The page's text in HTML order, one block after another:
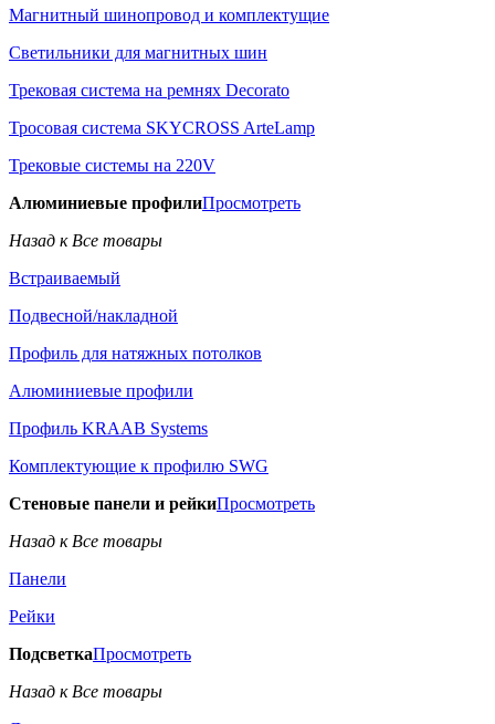
Магнитный шинопровод и комплектущие
Светильники для магнитных шин
Трековая система на ремнях Decorato
Тросовая система SKYCROSS ArteLamp
Трековые системы на 220V
Алюминиевые профилиПросмотреть
Назад к Все товары
Встраиваемый
Подвесной/накладной
Профиль для натяжных потолков
Алюминиевые профили
Профиль KRAAB Systems
Комплектующие к профилю SWG
Стеновые панели и рейкиПросмотреть
Назад к Все товары
Панели
Рейки
ПодсветкаПросмотреть
Назад к Все товары